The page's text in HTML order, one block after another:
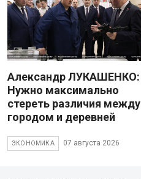
Александр ЛУКАШЕНКО:
Нужно максимально
стереть различия между
городом и деревней
ЭКОНОМИКА 07 августа 2026